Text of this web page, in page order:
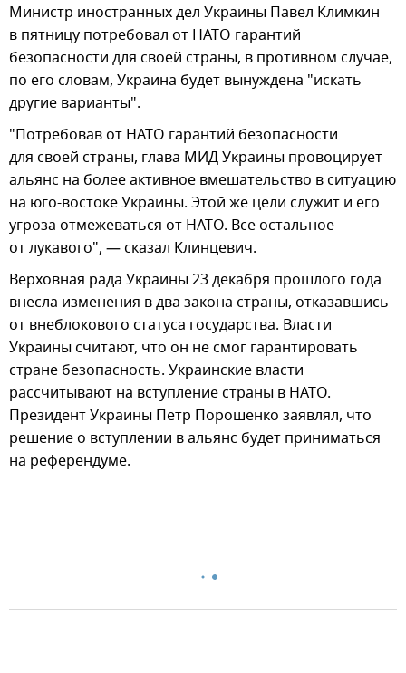
Министр иностранных дел Украины Павел Климкин
в пятницу потребовал от НАТО гарантий
безопасности для своей страны, в противном случае,
по его словам, Украина будет вынуждена "искать
другие варианты".
"Потребовав от НАТО гарантий безопасности
для своей страны, глава МИД Украины провоцирует
альянс на более активное вмешательство в ситуацию
на юго-востоке Украины. Этой же цели служит и его
угроза отмежеваться от НАТО. Все остальное
от лукавого", — сказал Клинцевич.
Верховная рада Украины 23 декабря прошлого года
внесла изменения в два закона страны, отказавшись
от внеблокового статуса государства. Власти
Украины считают, что он не смог гарантировать
стране безопасность. Украинские власти
рассчитывают на вступление страны в НАТО.
Президент Украины Петр Порошенко заявлял, что
решение о вступлении в альянс будет приниматься
на референдуме.